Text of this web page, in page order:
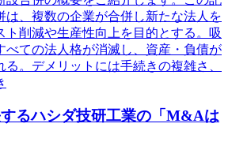
は、複数の企業が合併し新たな法人を
ト削減や生産性向上を目的とする。吸
べての法人格が消滅し、資産・負債が
。デメリットには手続きの複雑さ、
るハシダ技研工業の「M&Aは